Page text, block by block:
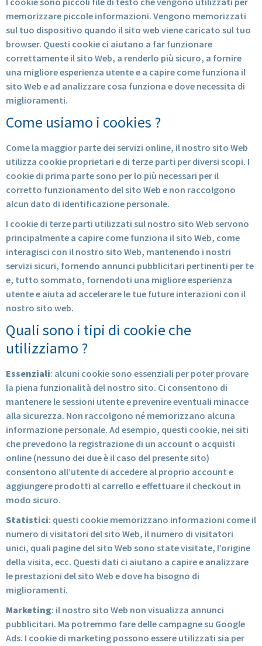
memorizzare piccole informazioni. Vengono memorizzati
sul tuo dispositivo quando il sito web viene caricato sul tuo
browser. Questi cookie ci aiutano a far funzionare
correttamente il sito Web, a renderlo più sicuro, a fornire
una migliore esperienza utente e a capire come funziona il
sito Web e ad analizzare cosa funziona e dove necessita di
miglioramenti.
Come usiamo i cookies ?
Come la maggior parte dei servizi online, il nostro sito Web
utilizza cookie proprietari e di terze parti per diversi scopi. I
cookie di prima parte sono per lo più necessari per il
corretto funzionamento del sito Web e non raccolgono
alcun dato di identificazione personale.
I cookie di terze parti utilizzati sul nostro sito Web servono
principalmente a capire come funziona il sito Web, come
interagisci con il nostro sito Web, mantenendo i nostri
servizi sicuri, fornendo annunci pubblicitari pertinenti per te
e, tutto sommato, fornendoti una migliore esperienza
utente e aiuta ad accelerare le tue future interazioni con il
nostro sito web.
Quali sono i tipi di cookie che
utilizziamo ?
Essenziali: alcuni cookie sono essenziali per poter provare
la piena funzionalità del nostro sito. Ci consentono di
mantenere le sessioni utente e prevenire eventuali minacce
alla sicurezza. Non raccolgono né memorizzano alcuna
informazione personale. Ad esempio, questi cookie, nei siti
che prevedono la registrazione di un account o acquisti
online (nessuno dei due è il caso del presente sito)
consentono all’utente di accedere al proprio account e
aggiungere prodotti al carrello e effettuare il checkout in
modo sicuro.
Statistici: questi cookie memorizzano informazioni come il
numero di visitatori del sito Web, il numero di visitatori
unici, quali pagine del sito Web sono state visitate, l’origine
della visita, ecc. Questi dati ci aiutano a capire e analizzare
le prestazioni del sito Web e dove ha bisogno di
miglioramenti.
Marketing: il nostro sito Web non visualizza annunci
pubblicitari. Ma potremmo fare delle campagne su Google
Ads. I cookie di marketing possono essere utilizzati sia per